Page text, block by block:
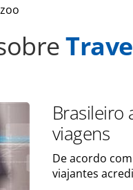
Brasileiro
viagens
De acordo
viajantes